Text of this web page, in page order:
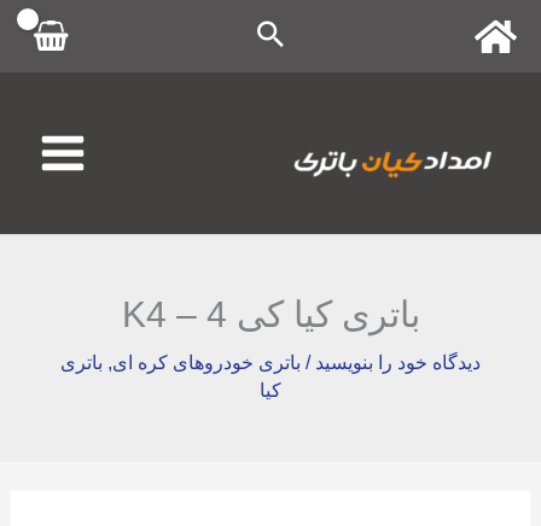
پرش
باتری کیا کی 4 – K4
دیدگاه‌ خود را بنویسید / باتری خودروهای کره ای, باتری
کیا